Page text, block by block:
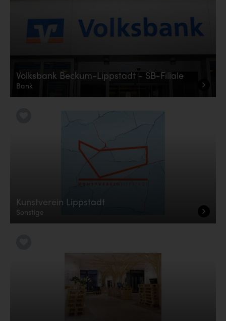
Volksbank Beckum-Lippstadt - SB-Filiale
Bank
Kunstverein Lippstadt
Sonstige